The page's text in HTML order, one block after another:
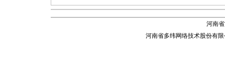
河南
河南省多纬网络技术股份有